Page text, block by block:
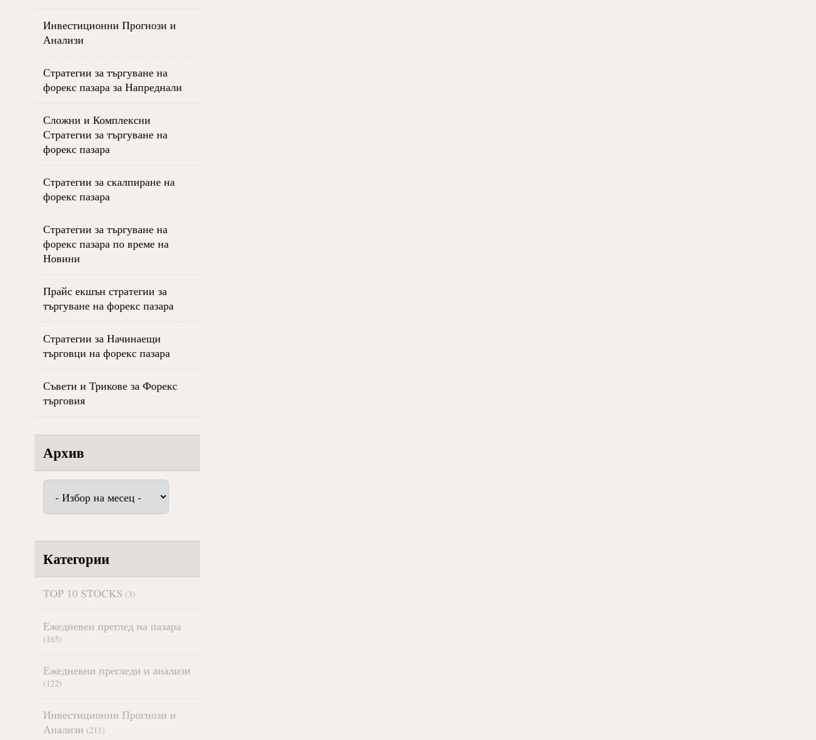
Инвестиционни Прогнози и
Анализи
Стратегии за търгуване на
форекс пазара за Напреднали
Сложни и Комплексни
Стратегии за търгуване на
форекс пазара
Стратегии за скалпиране на
форекс пазара
Стратегии за търгуване на
форекс пазара по време на
Новини
Прайс екшън стратегии за
търгуване на форекс пазара
Стратегии за Начинаещи
търговци на форекс пазара
Съвети и Трикове за Форекс
търговия
Архив
Архив
Категории
TOP 10 STOCKS (3)
Ежедневен преглед на пазара
(165)
Ежедневни прегледи и анализи
(122)
Инвестиционни Прогнози и
Анализи (211)